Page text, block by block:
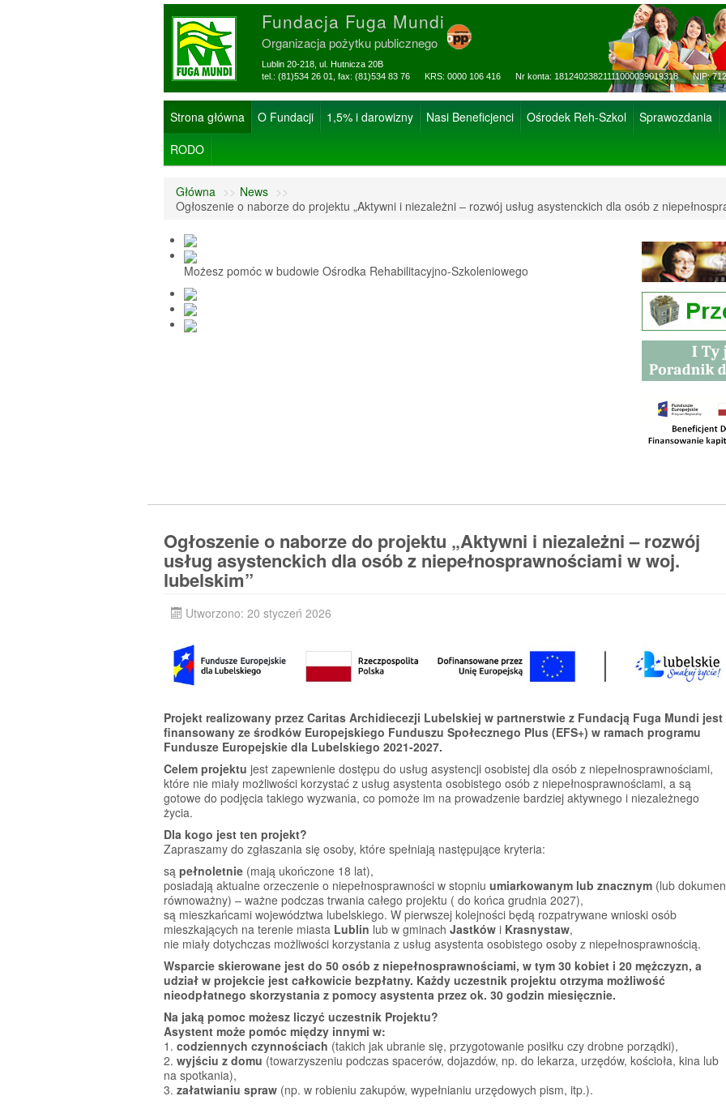
Fundacja Fuga Mundi
Organizacja pożytku publicznego
Lublin 20-218, ul. Hutnicza 20B
tel.: (81)534 26 01, fax: (81)534 83 76 KRS: 0000 106 416 Nr konta: 18124023821111000039019318 NIP:
Strona główna O Fundacji 1,5% i darowizny Nasi Beneficjenci Ośrodek Reh-Szkol Sprawozdania
RODO
Główna >> News >>
Ogłoszenie o naborze do projektu „Aktywni i niezależni – rozwój usług asystenckich dla osób z
Możesz pomóc w budowie Ośrodka Rehabilitacyjno-Szkoleniowego
Ogłoszenie o naborze do projektu „Aktywni i niezależni – rozwój
usług asystenckich dla osób z niepełnosprawnościami w woj.
lubelskim”
Utworzono: 20 styczeń 2026
Projekt realizowany przez Caritas Archidiecezji Lubelskiej w partnerstwie z Fundacją Fuga Mundi jest
finansowany ze środków Europejskiego Funduszu Społecznego Plus (EFS+) w ramach programu
Fundusze Europejskie dla Lubelskiego 2021-2027.
Celem projektu jest zapewnienie dostępu do usług asystencji osobistej dla osób z niepełnosprawnościami,
które nie miały możliwości korzystać z usług asystenta osobistego osób z niepełnosprawnościami, a są
gotowe do podjęcia takiego wyzwania, co pomoże im na prowadzenie bardziej aktywnego i niezależnego
życia.
Dla kogo jest ten projekt?
Zapraszamy do zgłaszania się osoby, które spełniają następujące kryteria:
są pełnoletnie (mają ukończone 18 lat),
posiadają aktualne orzeczenie o niepełnosprawności w stopniu umiarkowanym lub znacznym (lub
równoważny) – ważne podczas trwania całego projektu ( do końca grudnia 2027),
są mieszkańcami województwa lubelskiego. W pierwszej kolejności będą rozpatrywane wnioski osób
mieszkających na terenie miasta Lublin lub w gminach Jastków i Krasnystaw,
nie miały dotychczas możliwości korzystania z usług asystenta osobistego osoby z niepełnosprawnością.
Wsparcie skierowane jest do 50 osób z niepełnosprawnościami, w tym 30 kobiet i 20 mężczyzn, a
udział w projekcie jest całkowicie bezpłatny. Każdy uczestnik projektu otrzyma możliwość
nieodpłatnego skorzystania z pomocy asystenta przez ok. 30 godzin miesięcznie.
Na jaką pomoc możesz liczyć uczestnik Projektu?
Asystent może pomóc między innymi w:
1. codziennych czynnościach (takich jak ubranie się, przygotowanie posiłku czy drobne porządki),
2. wyjściu z domu (towarzyszeniu podczas spacerów, dojazdów, np. do lekarza, urzędów, kościoła, kina lub
na spotkania),
3. załatwianiu spraw (np. w robieniu zakupów, wypełnianiu urzędowych pism, itp.).